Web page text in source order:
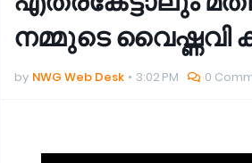
നമ്മുടെ വൈഷ്ണവി
by NWG Web Desk 3:02 PM 0